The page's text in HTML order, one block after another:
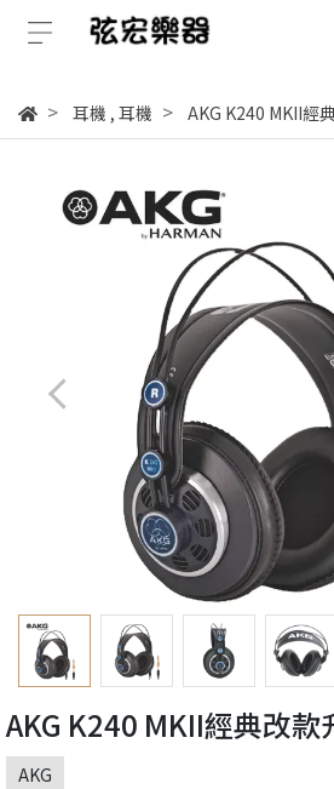
耳機 , 耳機 AKG K240 MKII經
AKG K240 MKII經典改
AKG